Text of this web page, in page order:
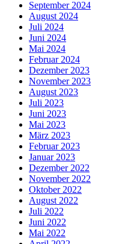
September 2024
August 2024
Juli 2024
Juni 2024
Mai 2024
Februar 2024
Dezember 2023
November 2023
August 2023
Juli 2023
Juni 2023
Mai 2023
März 2023
Februar 2023
Januar 2023
Dezember 2022
November 2022
Oktober 2022
August 2022
Juli 2022
Juni 2022
Mai 2022